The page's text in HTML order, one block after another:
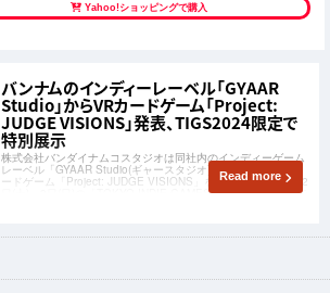
Yahoo!ショッピングで購入
バンナムのインディーレーベル「GYAAR
Studio」からVRカードゲーム「Project:
JUDGE VISIONS」発表、TIGS2024限定で
特別展示
株式会社バンダイナムコスタジオは同社内のインディーゲーム
レーベル「GYAAR Studio(ギャースタジオ)」が開発したVRカ
ードゲーム「Project: JUDGE VISIONS」を公開。2024年3月2
日(土)、3日(日)の「TOKYO INDIE GAMES SUMMIT 2024」で
Read more